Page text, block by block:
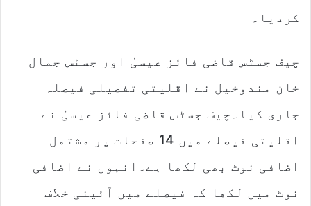
کردیا۔
چیف جسٹس قاضی فائز عیسیٰ اور جسٹس جمال
خان مندوخیل نے اقلیتی تفصیلی فیصلہ
جاری کیا۔چیف جسٹس قاضی فائز عیسیٰ نے
اقلیتی فیصلے میں 14 صفحات پر مشتمل
اضافی نوٹ بھی لکھا ہے۔انہوں نے اضافی
نوٹ میں لکھا کہ فیصلے میں آئینی خلاف